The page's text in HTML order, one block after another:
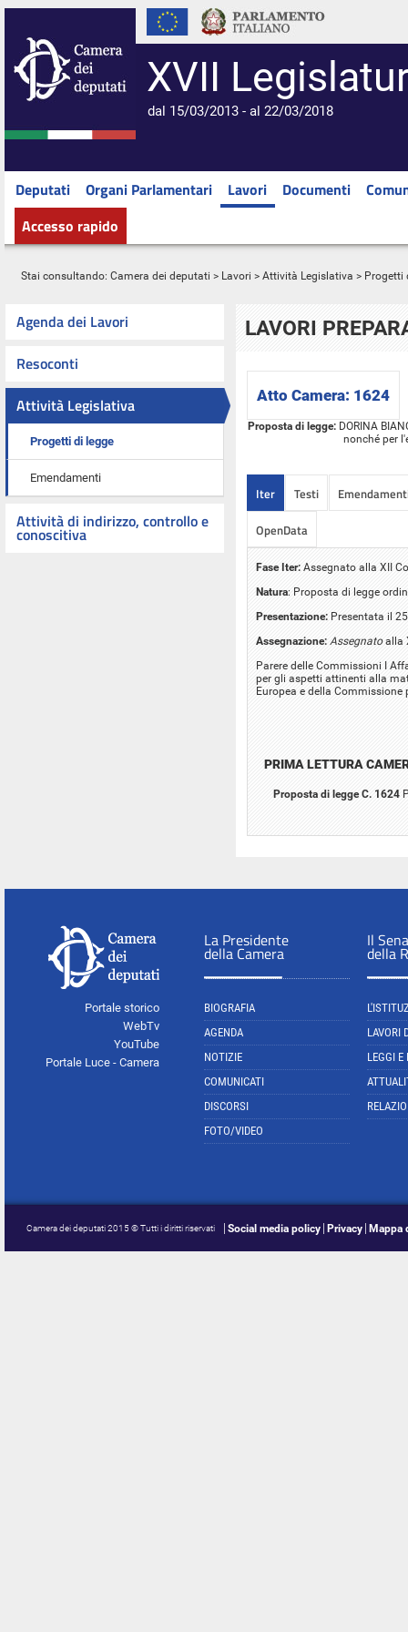
XVII
dal 15/03/2013 - al 22/03/2018
Deputati Organi Parlamentari Lavori Documenti
Accesso rapido
Stai consultando: Camera dei deputati > Lavori > Attività Legislativa > Progetti
Agenda dei Lavori
Resoconti
Attività Legislativa
Progetti di legge
Emendamenti
Attività di indirizzo, controllo e
conoscitiva
LAVORI
Atto Camera: 1624
Proposta di legge: DORINA
nonché per
Iter Testi
OpenData
Fase Iter: Assegnato alla XII
Natura: Proposta di legge
Presentazione: Presentata il
Assegnazione: Assegnatoalla
Parere delle Commissioni I
per gli aspetti attinenti alla
Europea e della
PRIMA LETTURA
Proposta di legge C. 1624
Portale storico
WebTv
YouTube
Portale Luce - Camera
La Presidente
della Camera
BIOGRAFIA
AGENDA
NOTIZIE
COMUNICATI
DISCORSI
FOTO/VIDEO
Il
della
LAVORI
LEGGI E
Camera dei deputati 2015 © Tutti i diritti riservati Social media policy Privacy Mappa